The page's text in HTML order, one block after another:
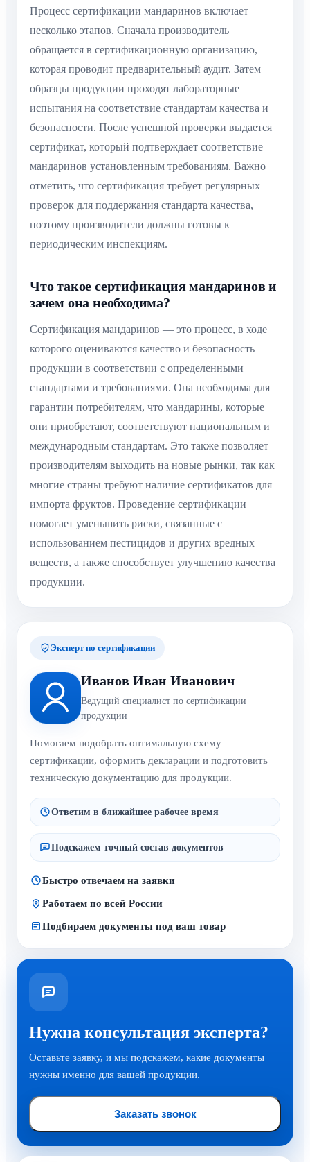
Процесс сертификации мандаринов включает
несколько этапов. Сначала производитель
обращается в сертификационную организацию,
которая проводит предварительный аудит. Затем
образцы продукции проходят лабораторные
испытания на соответствие стандартам качества и
безопасности. После успешной проверки выдается
сертификат, который подтверждает соответствие
мандаринов установленным требованиям. Важно
отметить, что сертификация требует регулярных
проверок для поддержания стандарта качества,
поэтому производители должны готовы к
периодическим инспекциям.
Что такое сертификация мандаринов и
зачем она необходима?
Сертификация мандаринов — это процесс, в ходе
которого оцениваются качество и безопасность
продукции в соответствии с определенными
стандартами и требованиями. Она необходима для
гарантии потребителям, что мандарины, которые
они приобретают, соответствуют национальным и
международным стандартам. Это также позволяет
производителям выходить на новые рынки, так как
многие страны требуют наличие сертификатов для
импорта фруктов. Проведение сертификации
помогает уменьшить риски, связанные с
использованием пестицидов и других вредных
веществ, а также способствует улучшению качества
продукции.
Эксперт по сертификации
Иванов Иван Иванович
Ведущий специалист по сертификации
продукции
Помогаем подобрать оптимальную схему
сертификации, оформить декларации и подготовить
техническую документацию для продукции.
Ответим в ближайшее рабочее время
Подскажем точный состав документов
Быстро отвечаем на заявки
Работаем по всей России
Подбираем документы под ваш товар
Нужна консультация эксперта?
Оставьте заявку, и мы подскажем, какие документы
нужны именно для вашей продукции.
Заказать звонок